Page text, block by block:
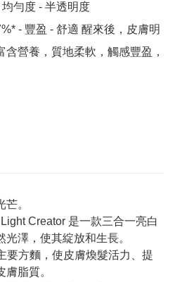
勻度 - 半透明度
- 豐盈 - 舒適 醒來後，皮膚明
營養，質地柔軟，觸感豐盈，
。
Creator 是一款三合一亮白
澤，使其綻放和生長。
要方麵，使皮膚煥髮活力、提
脂質。